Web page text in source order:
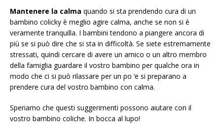
Mantenere la calma quando si sta prendendo cura di un
bambino colicky è meglio agire calma, anche se non si è
veramente tranquilla. I bambini tendono a piangere ancora di
più se si può dire che si sta in difficoltà. Se siete estremamente
stressati, quindi cercare di avere un amico o un altro membro
della famiglia guardare il vostro bambino per qualche ora in
modo che ci si può rilassare per un po ‘e si preparano a
prendere cura del vostro bambino con calma.
Speriamo che questi suggerimenti possono aiutare con il
vostro bambino coliche. In bocca al lupo!